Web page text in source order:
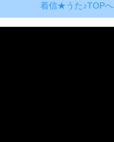
着信★うた♪TOPへ